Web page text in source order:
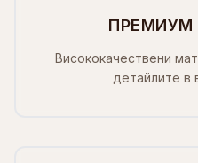
ПРЕМИУМ
Висококачествени
детайлите в